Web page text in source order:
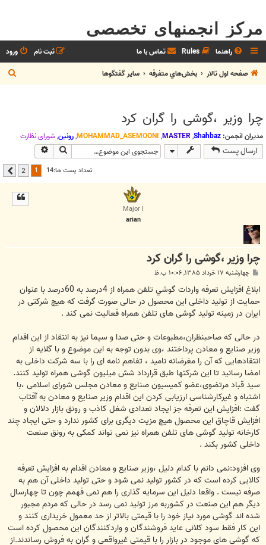
مرکز انجمنهای تخصصی
راهنما Rules تماس با ما ورود
ثبت نام
صفحه اول تالار
بخش‌‌هاي متفرقه ساير گفتگوها
ج
س
چرا وزیر ،گوشی را گران کرد
مدیران انجمن: Shahbaz
,
MASTER
,
MOHAMMAD_ASEMOONI
,رونین,شوراي نظارت
ارسال پست جستجو
تعداد پست ها:14 2 بعدی
Major I
arian
چرا وزیر ،گوشی را گران کرد
پ
ت
چهارشنبه ۱۷ خرداد ۱۳۸۵, ۱۰:۰۶ ب.ظ
ابلاغ افزایش تعرفه واردات گوشي تلفن همراه از 4درصد به 60درصد با عنوان
حمایت از تولید داخلی این محصول در حالی صورت گرفت که هیچ شرکتی در
ایران در زمینه تولید گوشی های تلفن همراه فعالیت نمی کند .
در حالی که صاحبنظران،مطبوعات و حتی صدا و سیما نیز به انتقاد از این اقدام
وزیر صنایع و معادن پرداختند ،وی بدون توجه به این موضوع و با گلایه از
انتقادهایی که آن را مغرضانه نامید ، تفاهم نامه ای را با سه شرکت داخلی به
امضا رسانید تا این شرکتها طبق قرارداد شش میلیون گوشی همراه تولید کنند.
سید قباد مرتضوی،عضو کمیسیون صنایع و معادن مجلس شورای اسلامی ،با
اشتباه و غیرکارشناسی ارزیابی کردن این اقدام وزیر صنایع و معادن به آفتاب
گفت :افزایش این تعرفه جز ایجاد تعدادی شغل کاذب و رونق بازار دلالان و
افزایش قاچاق این محصول هیچ مزیت دیگری برای کشور ندارد و حتی ایجاد چند
کارخانه تولید گوشی های تلفن همراه نیز نمی تواند کمکی به رونق صنعت
داخلی کشور بکند .
وی افزود:نمی دانم با کدام دلیل ،وزیر صنایع و معادن اقدام به افزایش تعرفه
کالایی کرده است که در کشور تولید نمی شود و حتی تولید داخلی آن هم به
صرفه نیست . واقعا دلیل این سرمایه گذاری را هم نمی فهمم چون تا چهارسال
دیگر هم این صنعت در کشوربه مرز تولید نمی رسد در حالی که مردم مجبور
شده اند گوشی مورد نیاز خود را با قیمتی بالاتر از حد معمول خریداری کنند و
این کار فقط سود کلانی عاید فروشندگان و واردکنندگان این محصول کرده است
که گوشی های موجود در بازار را با قیمتی غیرواقعی و گران به فروش رساندند.از